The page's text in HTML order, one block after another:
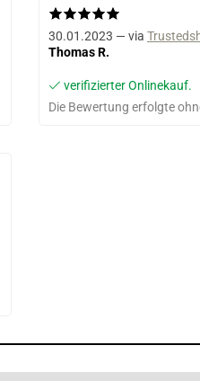
30.01.2023 — via
Thomas R.
verifizierter Onlinekauf.
Die Bewertung erfolgte